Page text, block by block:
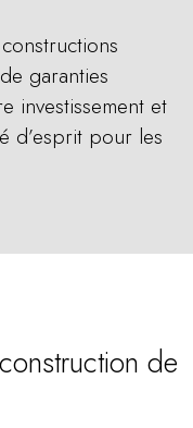
garanties
investissement et
d’esprit pour les
de